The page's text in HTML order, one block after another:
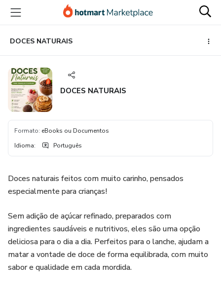
para
conteúdo
principal
para
pagamento
para
rodapé
DOCES NATURAIS
DOCES NATURAIS
Formato: eBooks ou Documentos
Idioma: Português
Doces naturais feitos com muito carinho, pensados
especialmente para crianças!
Sem adição de açúcar refinado, preparados com
ingredientes saudáveis e nutritivos, eles são uma opção
deliciosa para o dia a dia. Perfeitos para o lanche, ajudam a
matar a vontade de doce de forma equilibrada, com muito
sabor e qualidade em cada mordida.